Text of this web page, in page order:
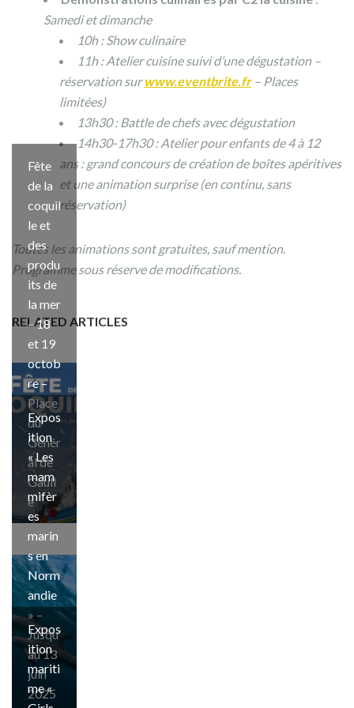
Samedi et dimanche
10h : Show culinaire
11h : Atelier cuisine suivi d’une dégustation –
réservation surwww.eventbrite.fr– Places
limitées)
13h30 : Battle de chefs avec dégustation
14h30-17h30 : Atelier pour enfants de 4 à 12
ans : grand concours de création de boîtes apéritives
et une animation surprise (en continu, sans
réservation)
Toutes les animations sont gratuites, sauf mention.
Programme sous réserve de modifications.
RELATED ARTICLES
Fête
de la
coquil
le et
des
produ
its de
la mer
– 18
et 19
octob
re –
Place
du
Génér
al de
Gaull
e
Expos
ition
« Les
mam
mifèr
es
marin
s en
Norm
andie
» –
Jusqu’
au 13
juin
2025
Expos
ition
mariti
me «